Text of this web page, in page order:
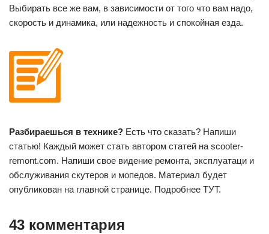
Выбирать все же вам, в зависимости от того что вам надо,
скорость и динамика, или надежность и спокойная езда.
Разбираешься в технике? Есть что сказать? Напиши
статью! Каждый может стать автором статей на scooter-
remont.com. Напиши свое видение ремонта, эксплуатаци и
обслуживания скутеров и мопедов. Материал будет
опубликован на главной странице. Подробнее ТУТ.
43 комментария